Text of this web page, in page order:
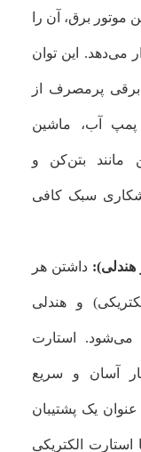
این موتور برق، آن را
می‌دهد. این توان
برقی پرمصرف از
پمپ آب، ماشین
مانند بتن‌کن و
سبک کافی
هندلی): داشتن هر
و هندلی
استارت
آسان و سریع
یک پشتیبان
الکتریکی